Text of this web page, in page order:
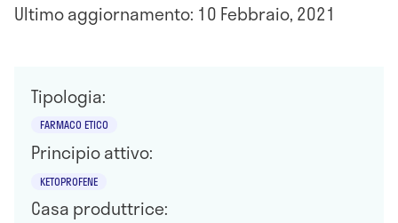
Ultimo aggiornamento: 10 Febbraio, 2021
Tipologia:
FARMACO ETICO
Principio attivo:
KETOPROFENE
Casa produttrice: